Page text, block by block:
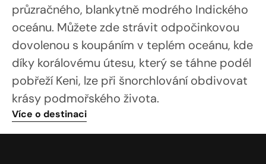
průzračného, blankytně modrého Indického
oceánu. Můžete zde strávit odpočinkovou
dovolenou s koupáním v teplém oceánu, kde
díky korálovému útesu, který se táhne podél
pobřeží Keni, lze při šnorchlování obdivovat
krásy podmořského života.
Více o destinaci